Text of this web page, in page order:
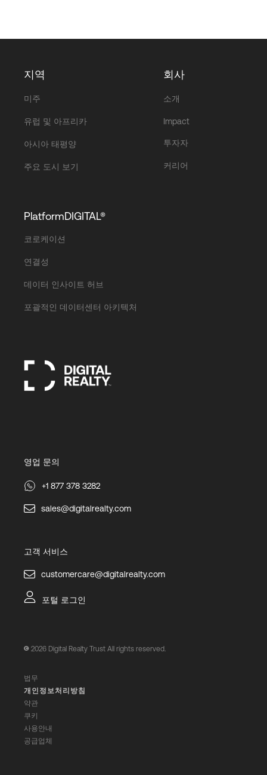
지역
미주
유럽 및 아프리카
아시아 태평양
주요 도시 보기
회사
소개
Impact
투자자
커리어
PlatformDIGITAL®
코로케이션
연결성
데이터 인사이트 허브
포괄적인 데이터센터 아키텍처
영업 문의
+1 877 378 3282
sales@digitalrealty.com
고객 서비스
customercare@digitalrealty.com
포털 로그인
2026 Digital Realty Trust All rights reserved.
법무
개인정보처리방침
약관
쿠키
사용안내
공급업체